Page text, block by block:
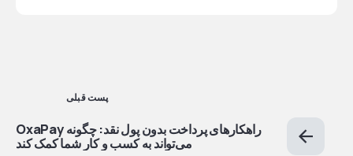
پست قبلی
راهکارهای پرداخت بدون پول نقد: چگونه OxaPay
می‌تواند به کسب و کار شما کمک کند